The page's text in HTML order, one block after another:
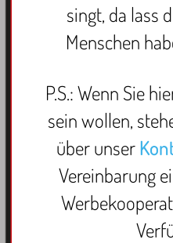
singt, da lass
Menschen
P.S.: Wenn Sie
sein wollen,
über unser
Vereinbarung